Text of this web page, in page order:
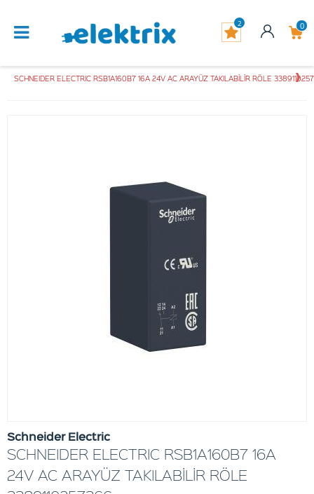
0
2
SCHNEIDER ELECTRIC RSB1A160B7 16A 24V AC ARAYÜZ TAKILABİLİR RÖLE
Schneider Electric
SCHNEIDER ELECTRIC RSB1A160B7 16A
24V AC ARAYÜZ TAKILABİLİR RÖLE